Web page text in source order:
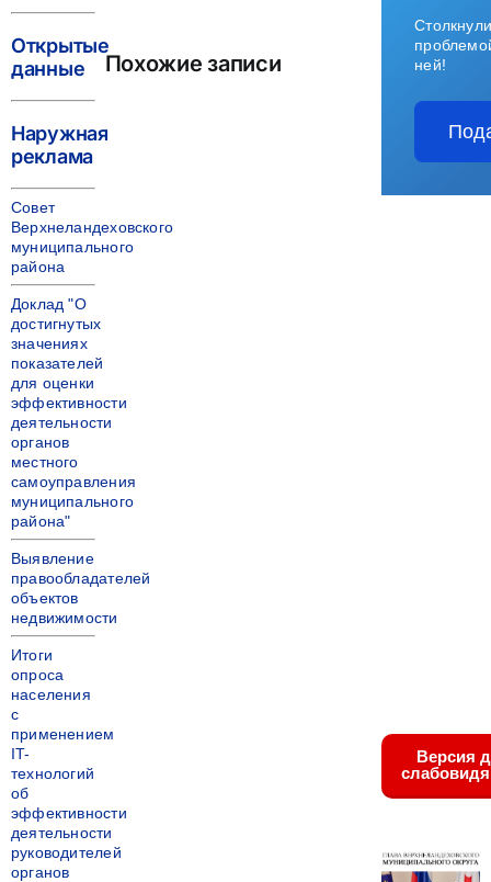
Похожие записи
Открытые
данные
Наружная
реклама
Совет
Верхнеландеховского
муниципального
района
Доклад "О
достигнутых
значениях
показателей
для оценки
эффективности
деятельности
органов
местного
самоуправления
муниципального
района"
Выявление
правообладателей
объектов
недвижимости
Итоги
опроса
населения
с
применением
IT-
технологий
об
эффективности
деятельности
руководителей
органов
ней!
Версия